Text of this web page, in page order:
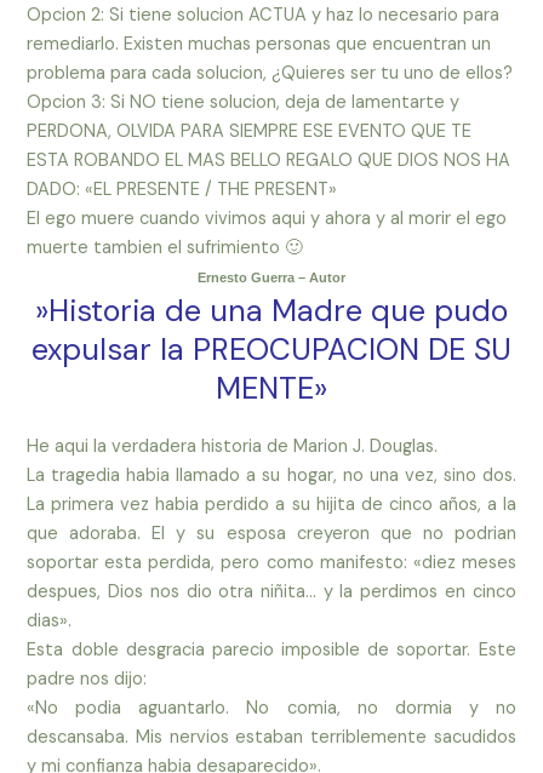
Opcion 2: Si tiene solucion ACTUA y haz lo necesario para
remediarlo. Existen muchas personas que encuentran un
problema para cada solucion, ¿Quieres ser tu uno de ellos?
Opcion 3: Si NO tiene solucion, deja de lamentarte y
PERDONA, OLVIDA PARA SIEMPRE ESE EVENTO QUE TE
ESTA ROBANDO EL MAS BELLO REGALO QUE DIOS NOS HA
DADO: «EL PRESENTE / THE PRESENT»
El ego muere cuando vivimos aqui y ahora y al morir el ego
muerte tambien el sufrimiento 🙂
Ernesto Guerra – Autor
‎»Historia de una Madre que pudo
expulsar la PREOCUPACION DE SU
MENTE»
He aqui la verdadera historia de Marion J. Douglas.
La tragedia habia llamado a su hogar, no una vez, sino dos.
La primera vez habia perdido a su hijita de cinco años, a la
que adoraba. El y su esposa creyeron que no podrian
soportar esta perdida, pero como manifesto: «diez meses
despues, Dios nos dio otra niñita… y la perdimos en cinco
dias».
Esta doble desgracia parecio imposible de soportar. Este
padre nos dijo:
«No podia aguantarlo. No comia, no dormia y no
descansaba. Mis nervios estaban terriblemente sacudidos
y mi confianza habia desaparecido».